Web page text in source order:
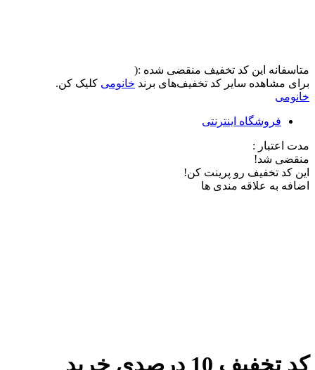
متاسفانه این کد تخفیف منقضی شده :(
برای مشاهده سایر کد تخفیف‌های برند خانومی کلیک کن.
خانومی
فروشگاه اینترنتی
مدت اعتبار :
منقضی شد!
این کد تخفیف رو پرینت کن!
اضافه به علاقه مندی ها
کد تخفیف 10 درصدی خرید